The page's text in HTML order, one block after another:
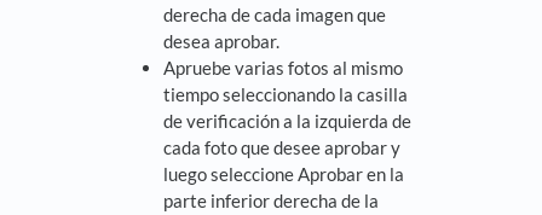
derecha de cada imagen que
desea aprobar.
Apruebe varias fotos al mismo
tiempo seleccionando la casilla
de verificación a la izquierda de
cada foto que desee aprobar y
luego seleccione Aprobar en la
parte inferior derecha de la